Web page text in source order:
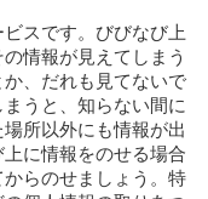
スです。びびなび上
情報が見えてしまう
、だれも見てないで
うと、知らない間に
所以外にも情報が出
に情報をのせる場合
らのせましょう。特